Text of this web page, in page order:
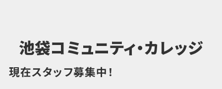
池袋コミュニティ・カレッジ
現在スタッフ募集中！